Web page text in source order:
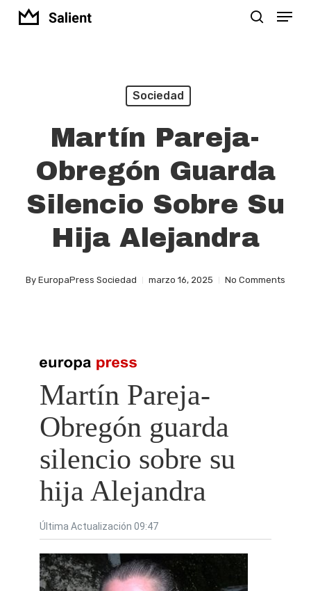
Skip
Menu
Sociedad
Martín Pareja-
Obregón Guarda
Silencio Sobre Su
Hija Alejandra
By EuropaPress Sociedad marzo 16, 2025 No Comments